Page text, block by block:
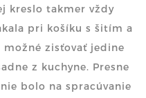
kreslo takmer vždy
pri košíku s šitím a
zisťovať jedine
z kuchyne. Presne
bolo na spracúvanie